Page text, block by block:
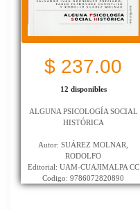
$ 237.00
12 disponibles
ALGUNA PSICOLOGÍA SOCIAL
HISTÓRICA
Autor: SUÁREZ MOLNAR,
RODOLFO
Editorial: UAM-CUAJIMALPA CC
Codigo: 9786072820890